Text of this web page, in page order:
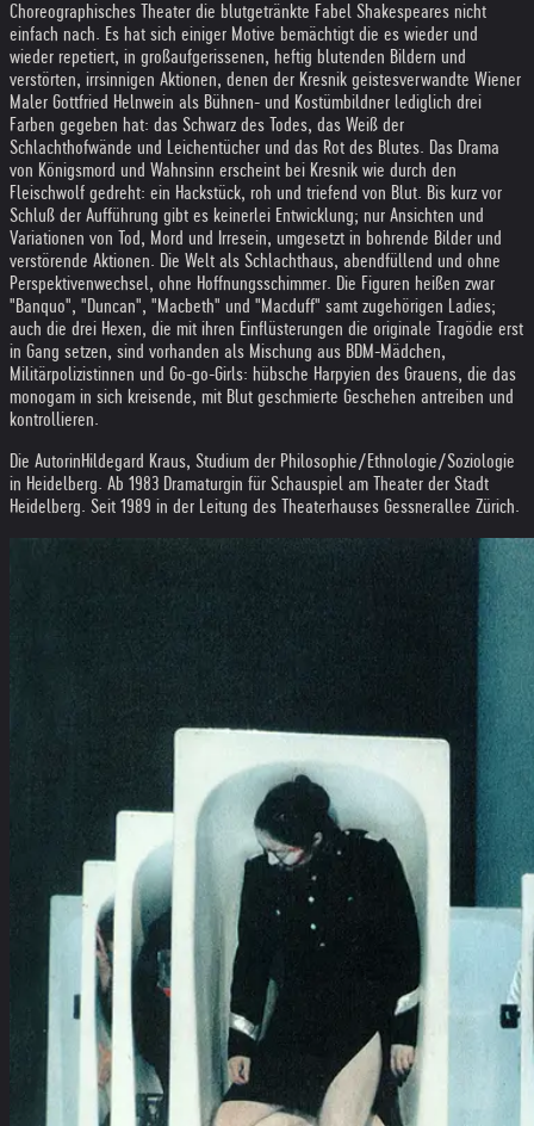
Choreographisches Theater die blutgetränkte Fabel Shakespeares nicht
einfach nach. Es hat sich einiger Motive bemächtigt die es wieder und
wieder repetiert, in großaufgerissenen, heftig blutenden Bildern und
verstörten, irrsinnigen Aktionen, denen der Kresnik geistesverwandte Wiener
Maler Gottfried Helnwein als Bühnen- und Kostümbildner lediglich drei
Farben gegeben hat: das Schwarz des Todes, das Weiß der
Schlachthofwände und Leichentücher und das Rot des Blutes. Das Drama
von Königsmord und Wahnsinn erscheint bei Kresnik wie durch den
Fleischwolf gedreht: ein Hackstück, roh und triefend von Blut. Bis kurz vor
Schluß der Aufführung gibt es keinerlei Entwicklung; nur Ansichten und
Variationen von Tod, Mord und Irresein, umgesetzt in bohrende Bilder und
verstörende Aktionen. Die Welt als Schlachthaus, abendfüllend und ohne
Perspektivenwechsel, ohne Hoffnungsschimmer. Die Figuren heißen zwar
"Banquo", "Duncan", "Macbeth" und "Macduff" samt zugehörigen Ladies;
auch die drei Hexen, die mit ihren Einflüsterungen die originale Tragödie erst
in Gang setzen, sind vorhanden als Mischung aus BDM-Mädchen,
Militärpolizistinnen und Go-go-Girls: hübsche Harpyien des Grauens, die das
monogam in sich kreisende, mit Blut geschmierte Geschehen antreiben und
kontrollieren.
Die AutorinHildegard Kraus, Studium der Philosophie/Ethnologie/Soziologie
in Heidelberg. Ab 1983 Dramaturgin für Schauspiel am Theater der Stadt
Heidelberg. Seit 1989 in der Leitung des Theaterhauses Gessnerallee Zürich.